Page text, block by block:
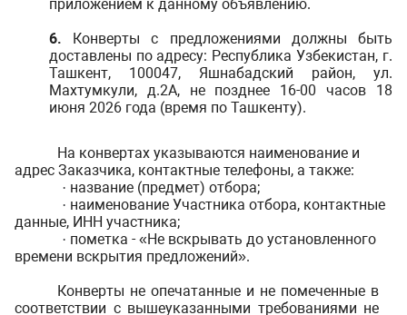
приложением к данному объявлению.
6. Конверты с предложениями должны быть
доставлены по адресу: Республика Узбекистан, г.
Ташкент, 100047, Яшнабадский район, ул.
Махтумкули, д.2А, не позднее 16-00 часов 18
июня 2026 года (время по Ташкенту).
На конвертах указываются наименование и
адрес Заказчика, контактные телефоны, а также:
· название (предмет) отбора;
· наименование Участника отбора, контактные
данные, ИНН участника;
· пометка - «Не вскрывать до установленного
времени вскрытия предложений».
Конверты не опечатанные и не помеченные в
соответствии с вышеуказанными требованиями не